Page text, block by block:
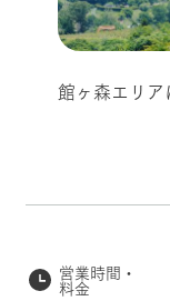
館ヶ森エリア
営業時間・
料金